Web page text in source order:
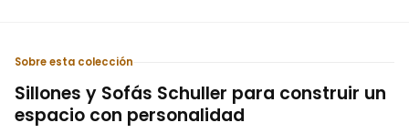
Sobre esta colección
Sillones y Sofás Schuller para construir un
espacio con personalidad